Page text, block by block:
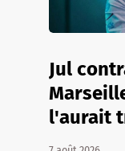
Jul
l'aurait